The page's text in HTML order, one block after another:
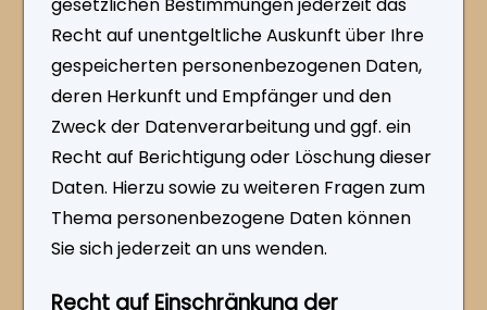
Recht auf unentgeltliche Auskunft über Ihre
gespeicherten personenbezogenen Daten,
deren Herkunft und Empfänger und den
Zweck der Datenverarbeitung und ggf. ein
Recht auf Berichtigung oder Löschung dieser
Daten. Hierzu sowie zu weiteren Fragen zum
Thema personenbezogene Daten können
Sie sich jederzeit an uns wenden.
Recht auf Einschränkung der